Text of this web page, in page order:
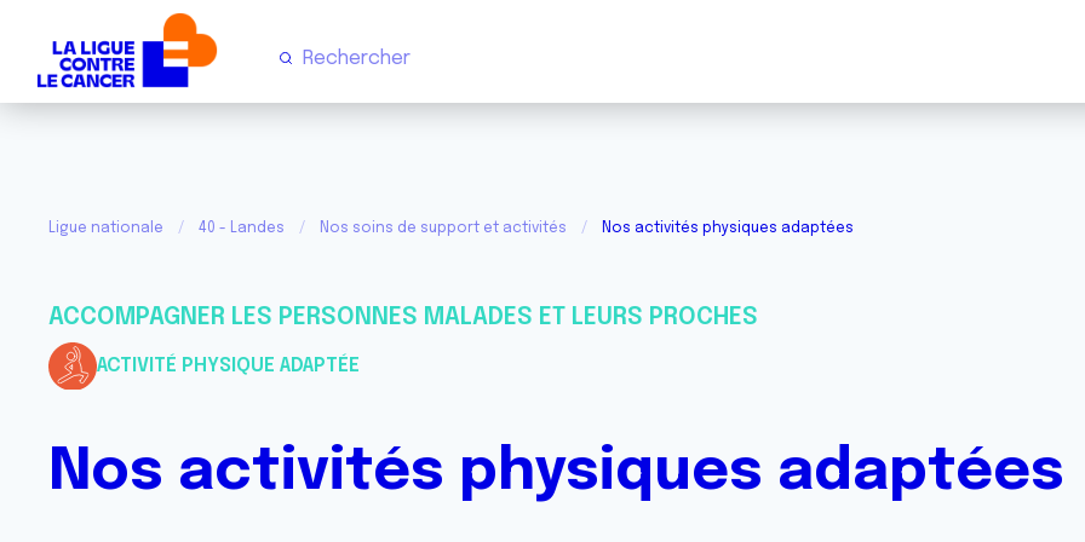
Ligue nationale 40 - Landes Nos soins de support et activités Nos activités physiques adaptées
ACCOMPAGNER LES PERSONNES MALADES ET LEURS PROCHES
ACTIVITÉ PHYSIQUE ADAPTÉE
Nos activités physiques adaptées